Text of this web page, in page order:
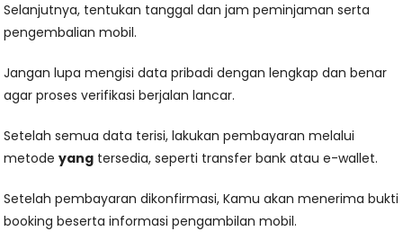
Selanjutnya, tentukan tanggal dan jam peminjaman serta
pengembalian mobil.
Jangan lupa mengisi data pribadi dengan lengkap dan benar
agar proses verifikasi berjalan lancar.
Setelah semua data terisi, lakukan pembayaran melalui
metodeyang tersedia, seperti transfer bank atau e-wallet.
Setelah pembayaran dikonfirmasi, Kamu akan menerima bukti
booking beserta informasi pengambilan mobil.